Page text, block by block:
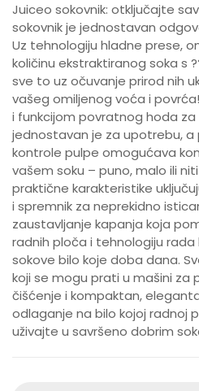
Juiceo sokovnik: otključajte
sokovnik je jednostavan
Uz tehnologiju hladne prese,
količinu ekstraktiranog soka s
sve to uz očuvanje prirod nih
vašeg omiljenog voća i
i funkcijom povratnog hoda
jednostavan je za upotrebu, a
kontrole pulpe omogućava
vašem soku – puno, malo ili
praktične karakteristike
i spremnik za neprekidno
zaustavljanje kapanja koja
radnih ploča i tehnologiju rada
sokove bilo koje doba dana.
koji se mogu prati u mašini za
čišćenje i kompaktan,
odlaganje na bilo kojoj radnoj
uživajte u savršeno dobrim